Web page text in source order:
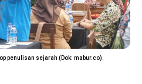
penulisan sejarah (Dok: mabur.co).